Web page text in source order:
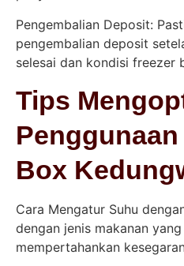
Pengembalian Deposit:
pengembalian deposit
selesai dan kondisi freezer
Tips
Box
Cara Mengatur Suhu
dengan jenis makanan
mempertahankan